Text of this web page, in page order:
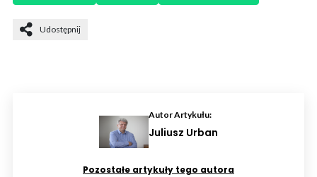
Udostępnij
Autor Artykułu:
Juliusz Urban
Pozostałe artykuły tego autora